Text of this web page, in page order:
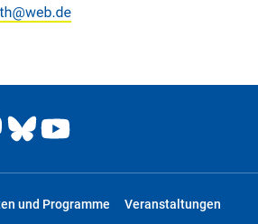
und Programme Veranstaltungen